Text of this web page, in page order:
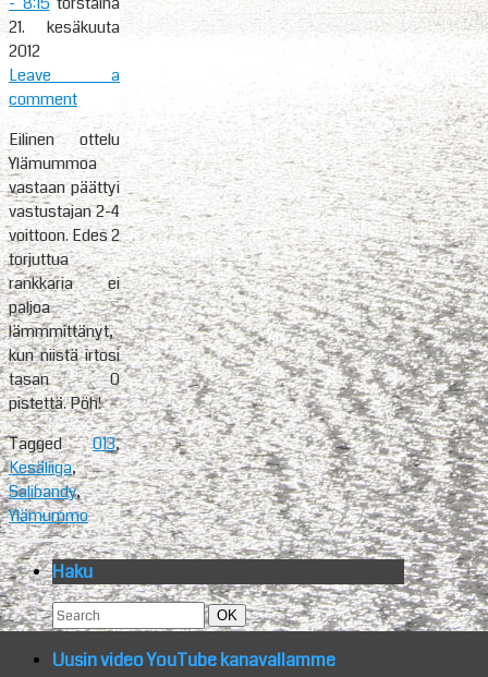
21. kesäkuuta
2012
Leave a
comment
Eilinen ottelu
Ylämummoa
vastaan päättyi
vastustajan 2-4
voittoon. Edes 2
torjuttua
rankkaria ei
paljoa
lämmmittänyt,
kun niistä irtosi
tasan 0
pistettä. Pöh!
Tagged013,
Kesäliiga,
Salibandy,
Ylämummo
Haku
Search
for:
Search
OK
Uusin video YouTube kanavallamme